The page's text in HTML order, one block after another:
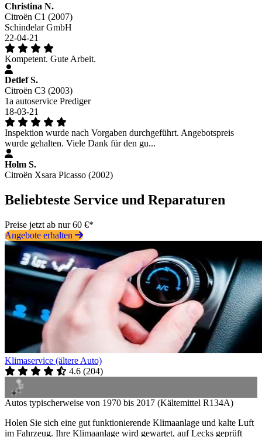
Christina N.
Citroën C1 (2007)
Schindelar GmbH
22-04-21
Kompetent. Gute Arbeit.
Detlef S.
Citroën C3 (2003)
1a autoservice Prediger
18-03-21
Inspektion wurde nach Vorgaben durchgeführt. Angebotspreis
wurde gehalten. Viele Dank für den gu...
Holm S.
Citroën Xsara Picasso (2002)
Beliebteste Service und Reparaturen
Preise jetzt ab nur 60 €*
Angebote erhalten
Klimaservice (ältere Auto)
4.6 (204)
Autos typischerweise von 1970 bis 2017 (Kältemittel R134A)
Holen Sie sich eine gut funktionierende Klimaanlage und kalte Luft
im Fahrzeug. Ihre Klimaanlage wird gewartet, auf Lecks geprüft